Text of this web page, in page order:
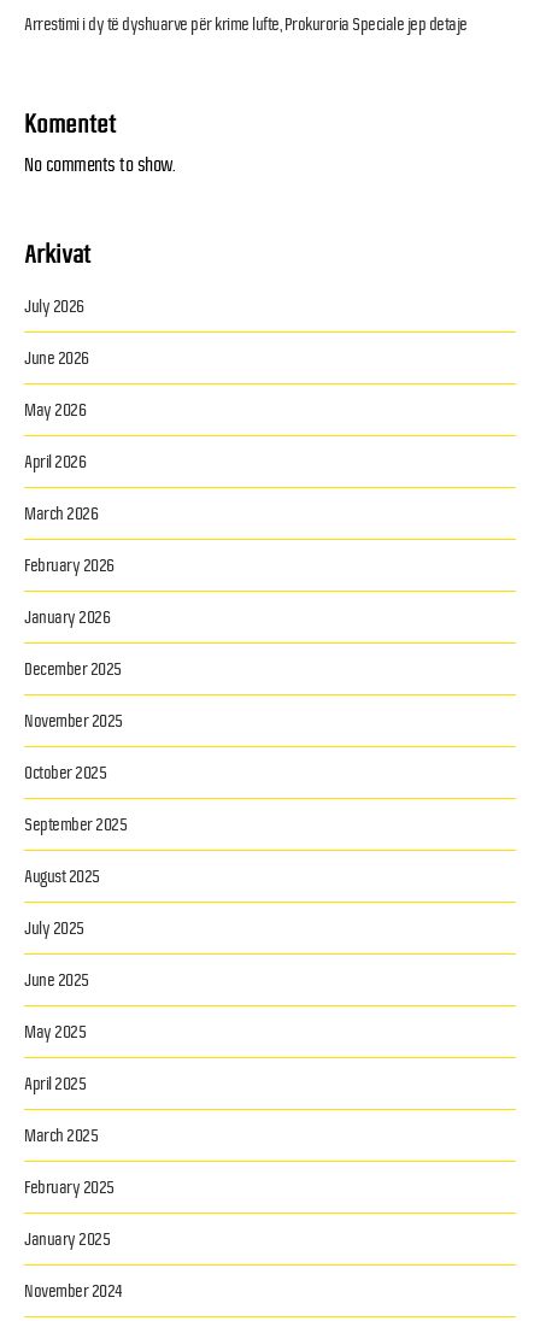
Arrestimi i dy të dyshuarve për krime lufte, Prokuroria Speciale jep detaje
Komentet
No comments to show.
Arkivat
July 2026
June 2026
May 2026
April 2026
March 2026
February 2026
January 2026
December 2025
November 2025
October 2025
September 2025
August 2025
July 2025
June 2025
May 2025
April 2025
March 2025
February 2025
January 2025
November 2024